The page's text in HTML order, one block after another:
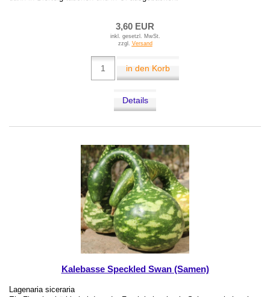
3,60 EUR
inkl. gesetzl. MwSt.
zzgl. Versand
in den Korb
Details
Kalebasse Speckled Swan (Samen)
Lagenaria siceraria